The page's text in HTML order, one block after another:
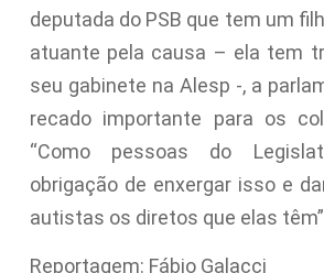
deputada do PSB que tem um
atuante pela causa – ela tem
seu gabinete na Alesp -, a
recado importante para os
“Como pessoas do
obrigação de enxergar isso e
autistas os diretos que elas
Reportagem: Fábio Galacci